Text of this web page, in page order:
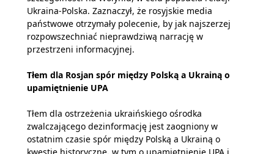
Ukraina-Polska. Zaznaczył, że rosyjskie media
państwowe otrzymały polecenie, by jak najszerzej
rozpowszechniać nieprawdziwą narrację w
przestrzeni informacyjnej.
Tłem dla Rosjan spór między Polską a Ukrainą o
upamiętnienie UPA
Tłem dla ostrzeżenia ukraińskiego ośrodka
zwalczającego dezinformację jest zaogniony w
ostatnim czasie spór między Polską a Ukrainą o